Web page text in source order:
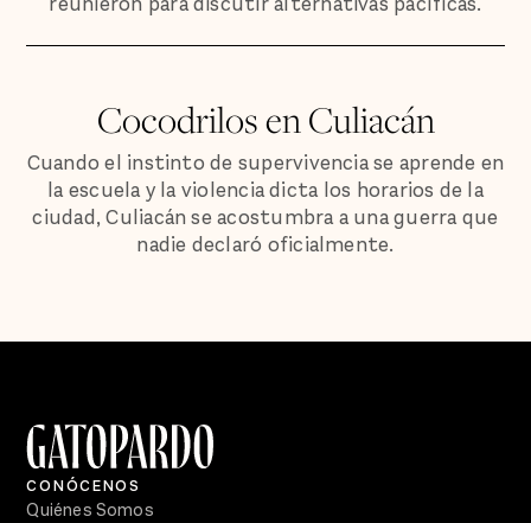
Cocodrilos en Culiacán
Cuando el instinto de supervivencia se aprende en
la escuela y la violencia dicta los horarios de la
ciudad, Culiacán se acostumbra a una guerra que
nadie declaró oficialmente.
CONÓCENOS
Quiénes Somos